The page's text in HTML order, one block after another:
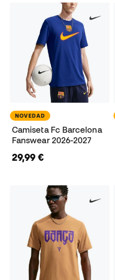
NOVEDAD
Camiseta Fc Barcelona
Fanswear 2026-2027
29,99 €